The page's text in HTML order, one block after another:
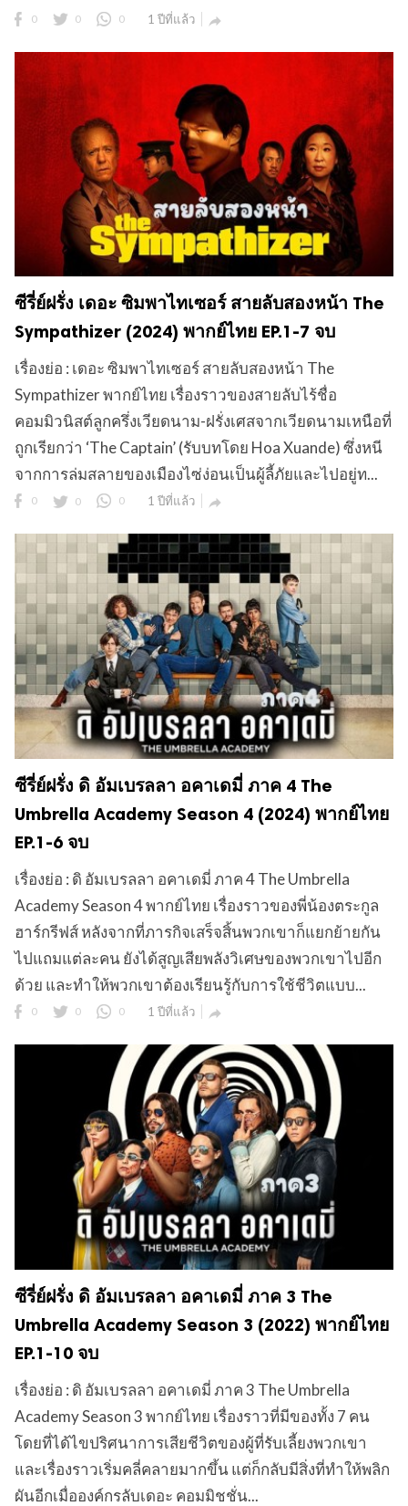
0 0 0 1 ปีที่แล้ว 
ซีรี่ย์ฝรั่ง เดอะ ซิมพาไทเซอร์ สายลับสองหน้า The
Sympathizer (2024) พากย์ไทย EP.1-7 จบ
เรื่องย่อ : เดอะ ซิมพาไทเซอร์ สายลับสองหน้า The
Sympathizer พากย์ไทย เรื่องราวของสายลับไร้ชื่อ
คอมมิวนิสต์ลูกครึ่งเวียดนาม-ฝรั่งเศสจากเวียดนามเหนือที่
ถูกเรียกว่า ‘The Captain’ (รับบทโดย Hoa Xuande) ซึ่งหนี
จากการล่มสลายของเมืองไซ่ง่อนเป็นผู้ลี้ภัยและไปอยู่ท...
0 0 0 1 ปีที่แล้ว 
ซีรี่ย์ฝรั่ง ดิ อัมเบรลลา อคาเดมี่ ภาค 4 The
Umbrella Academy Season 4 (2024) พากย์ไทย
EP.1-6 จบ
เรื่องย่อ : ดิ อัมเบรลลา อคาเดมี่ ภาค 4 The Umbrella
Academy Season 4 พากย์ไทย เรื่องราวของพี่น้องตระกูล
ฮาร์กรีฟส์ หลังจากที่ภารกิจเสร็จสิ้นพวกเขาก็แยกย้ายกัน
ไปแถมแต่ละคน ยังได้สูญเสียพลังวิเศษของพวกเขาไปอีก
ด้วย และทำให้พวกเขาต้องเรียนรู้กับการใช้ชีวิตแบบ...
0 0 0 1 ปีที่แล้ว 
ซีรี่ย์ฝรั่ง ดิ อัมเบรลลา อคาเดมี่ ภาค 3 The
Umbrella Academy Season 3 (2022) พากย์ไทย
EP.1-10 จบ
เรื่องย่อ : ดิ อัมเบรลลา อคาเดมี่ ภาค 3 The Umbrella
Academy Season 3 พากย์ไทย เรื่องราวที่มีของทั้ง 7 คน
โดยที่ได้ไขปริศนาการเสียชีวิตของผู้ที่รับเลี้ยงพวกเขา
และเรื่องราวเริ่มคลี่คลายมากขึ้น แต่ก็กลับมีสิ่งที่ทำให้พลิก
ผันอีกเมื่อองค์กรลับเดอะ คอมมิชชั่น...